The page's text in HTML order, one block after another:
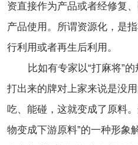
资直接作为产品或者经修复
产品使用。所谓资源化，是
行利用或者再生后利用。
比如有专家以“打麻将”的
打出来的牌对上家来说是没
吃、能碰，这就变成了原料
物变成下游原料”的一种形象